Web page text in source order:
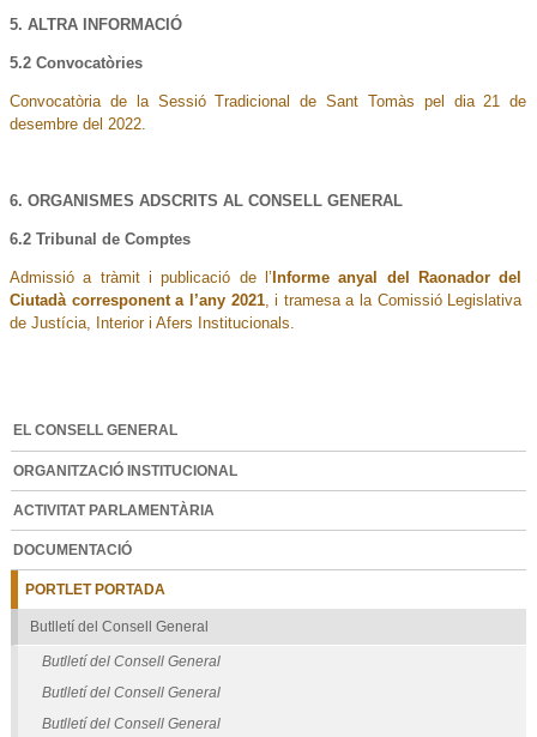
5. ALTRA INFORMACIÓ
5.2 Convocatòries
Convocatòria de la Sessió Tradicional de Sant Tomàs pel dia 21 de
desembre del 2022
6. ORGANISMES ADSCRITS AL CONSELL GENERAL
6.2 Tribunal de Comptes
Admissió a tràmit i publicació de l’Informe anyal del Raonador del
Ciutadà corresponent a l’any 2021, i tramesa a la Comissió Legislativa
de Justícia, Interior i Afers Institucionals.
EL CONSELL GENERAL
ORGANITZACIÓ INSTITUCIONAL
ACTIVITAT PARLAMENTÀRIA
DOCUMENTACIÓ
PORTLET PORTADA
Butlletí del Consell General
Butlletí del Consell General
Butlletí del Consell General
Butlletí del Consell General